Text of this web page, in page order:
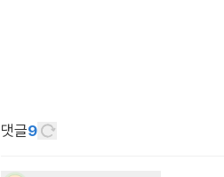
댓글9